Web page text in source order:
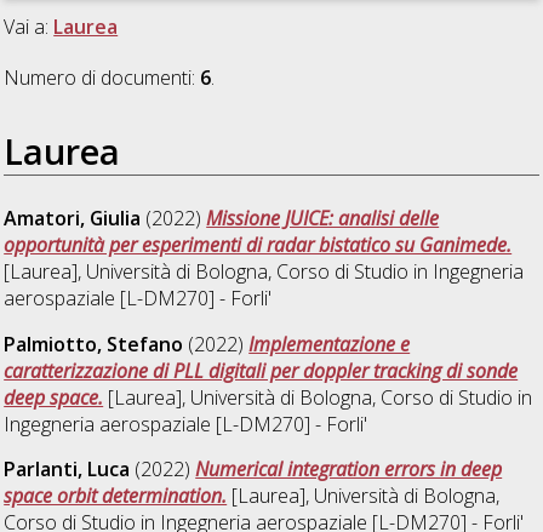
Vai a: Laurea
Numero di documenti: 6.
Laurea
Amatori, Giulia (2022)Missione JUICE: analisi delle
opportunità per esperimenti di radar bistatico su Ganimede.
[Laurea], Università di Bologna, Corso di Studio in Ingegneria
aerospaziale [L-DM270] - Forli'
Palmiotto, Stefano (2022)Implementazione e
caratterizzazione di PLL digitali per doppler tracking di sonde
deep space. [Laurea], Università di Bologna, Corso di Studio in
Ingegneria aerospaziale [L-DM270] - Forli'
Parlanti, Luca (2022)Numerical integration errors in deep
space orbit determination. [Laurea], Università di Bologna,
Corso di Studio in Ingegneria aerospaziale [L-DM270] - Forli'